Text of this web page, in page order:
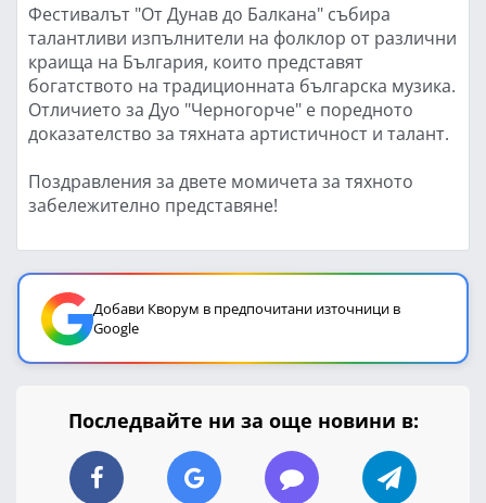
Фестивалът "От Дунав до Балкана" събира
талантливи изпълнители на фолклор от различни
краища на България, които представят
богатството на традиционната българска музика.
Отличието за Дуо "Черногорче" е поредното
доказателство за тяхната артистичност и талант.
Поздравления за двете момичета за тяхното
забележително представяне!
Добави Кворум в предпочитани източници в
Google
Последвайте ни за още новини в: